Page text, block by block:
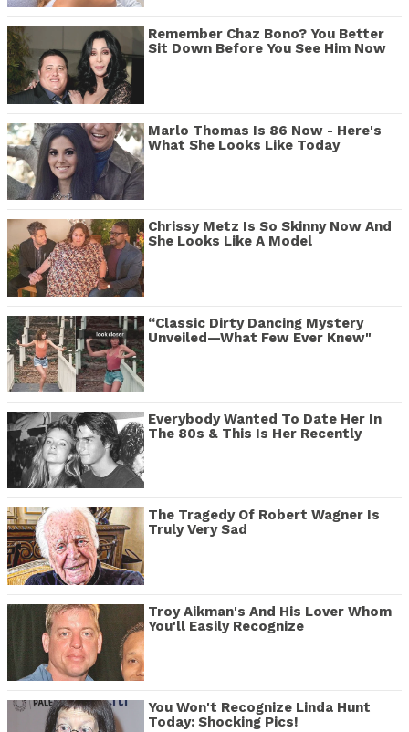
Remember Chaz Bono? You Better
Sit Down Before You See Him Now
Marlo Thomas Is 86 Now - Here's
What She Looks Like Today
Chrissy Metz Is So Skinny Now And
She Looks Like A Model
“Classic Dirty Dancing Mystery
Unveiled—What Few Ever Knew"
Everybody Wanted To Date Her In
The 80s & This Is Her Recently
The Tragedy Of Robert Wagner Is
Truly Very Sad
Troy Aikman's And His Lover Whom
You'll Easily Recognize
You Won't Recognize Linda Hunt
Today: Shocking Pics!